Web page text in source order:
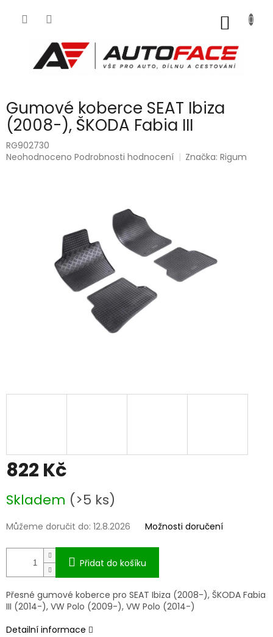
Gumové koberce SEAT Ibiza
(2008-), ŠKODA Fabia III
RG902730
Průměrné
Neohodnoceno Podrobnosti hodnocení Značka:Rigum
822 Kč
cena:
Skladem (>5 ks)
Můžeme doručit do: 12.8.2026 Možnosti doručení
Přidat do košíku
Přesné gumové koberce pro SEAT Ibiza (2008-), ŠKODA Fabia
III (2014-), VW Polo (2009-), VW Polo (2014-)
Detailní informace